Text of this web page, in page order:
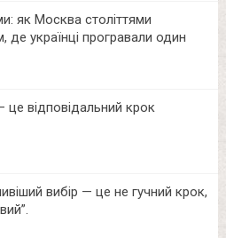
як Москва століттями
де українці програвали один
відповідальний крок
вибір — це не гучний крок,